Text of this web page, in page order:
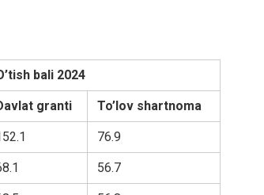
bali 2024
granti To’lov shartnoma
76.9
56.7